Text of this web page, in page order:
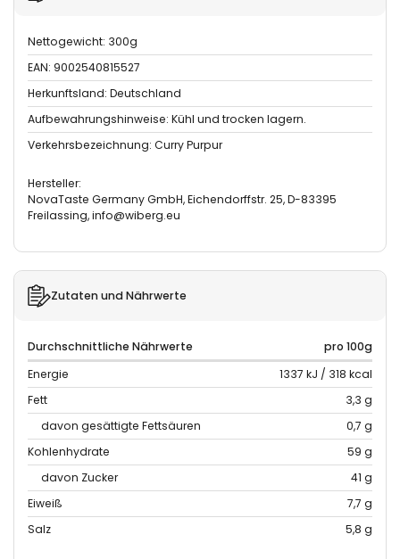
Nettogewicht: 300g
EAN: 9002540815527
Herkunftsland: Deutschland
Aufbewahrungshinweise: Kühl und trocken lagern.
Verkehrsbezeichnung: Curry Purpur
Hersteller:
NovaTaste Germany GmbH, Eichendorffstr. 25, D-83395
Freilassing, info@wiberg.eu
Zutaten und Nährwerte
Durchschnittliche Nährwerte
pro 100g
Energie
1337 kJ / 318 kcal
Fett
3,3 g
davon gesättigte Fettsäuren
0,7 g
Kohlenhydrate
59 g
davon Zucker
41 g
Eiweiß
7,7 g
Salz
5,8 g